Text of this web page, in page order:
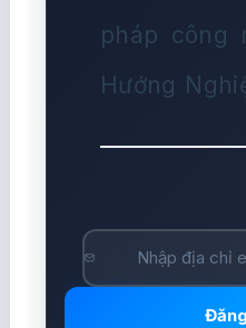
pháp công
Hướng